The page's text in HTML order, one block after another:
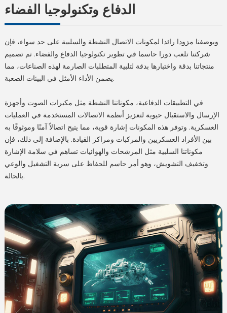
الدفاع وتكنولوجيا الفضاء
وبوصفنا مزودا رائدا لمكونات الاتصال النشطة والسلبية على حد سواء، فإن
شركتنا تلعب دورا حاسما في تطوير تكنولوجيا الدفاع والفضاء. تم تصميم
منتجاتنا بدقة واختبارها بدقة لتلبية المتطلبات الصارمة لهذه الصناعات، مما
يضمن الأداء الأمثل في البيئات الصعبة.
في التطبيقات الدفاعية، مكوناتنا النشطة مثل مكبرات الصوت وأجهزة
الإرسال والاستقبال حيوية لتعزيز أنظمة الاتصالات المستخدمة في العمليات
العسكرية. وتوفر هذه المكونات إشارة قوية، مما يتيح اتصالاً آمنًا وموثوقًا به
بين الأفراد العسكريين والمركبات ومراكز القيادة. بالإضافة إلى ذلك، فإن
مكوناتنا السلبية مثل المرشحات والهوائيات تساهم في سلامة الإشارة
وتخفيف التشويش، وهو أمر حاسم للحفاظ على سرية التشغيل والوعي
بالحالة.